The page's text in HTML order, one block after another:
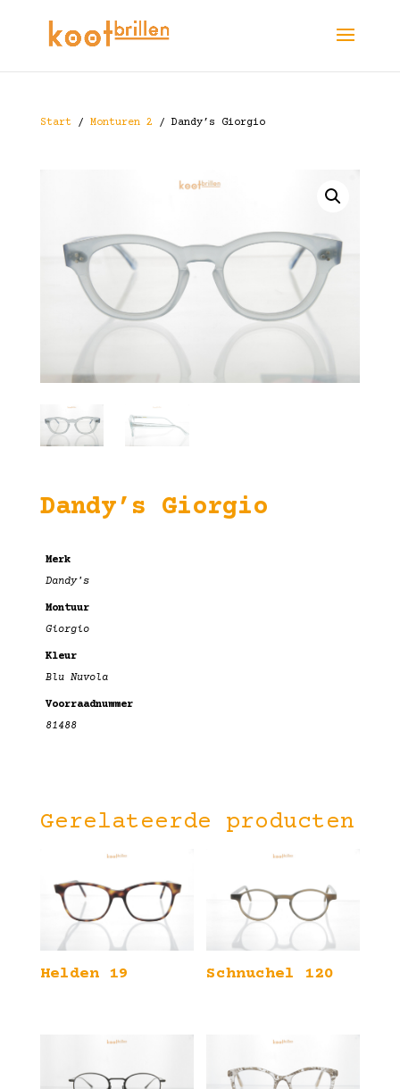
Start/ Monturen 2 / Dandy’s Giorgio
Dandy’s Giorgio
Merk
Dandy's
Montuur
Giorgio
Kleur
Blu Nuvola
Voorraadnummer
81488
Gerelateerde producten
Helden 19 Schnuchel 120